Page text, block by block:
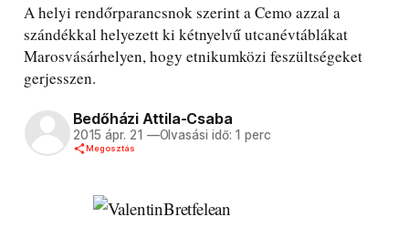
A helyi rendőrparancsnok szerint a Cemo azzal a
szándékkal helyezett ki kétnyelvű utcanévtáblákat
Marosvásárhelyen, hogy etnikumközi feszültségeket
gerjesszen.
Bedőházi Attila-Csaba
2015 ápr. 21 —Olvasási idő: 1 perc
Megosztás